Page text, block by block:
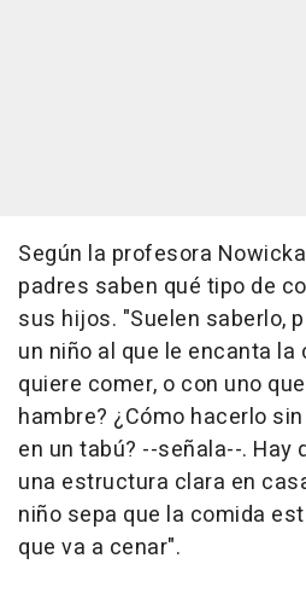
Según la profesora
padres saben qué tipo de
sus hijos. "Suelen saberlo,
un niño al que le encanta
quiere comer, o con uno
hambre? ¿Cómo hacerlo
en un tabú? --señala--.
una estructura clara en
niño sepa que la comida
que va a cenar".